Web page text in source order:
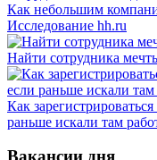
Как небольшим
Исследование hh.ru
Найти сотрудника
Как
раньше искали там